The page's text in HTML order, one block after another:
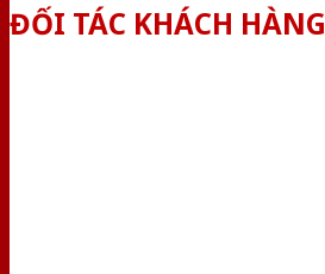
ĐỐI TÁC KHÁCH HÀNG